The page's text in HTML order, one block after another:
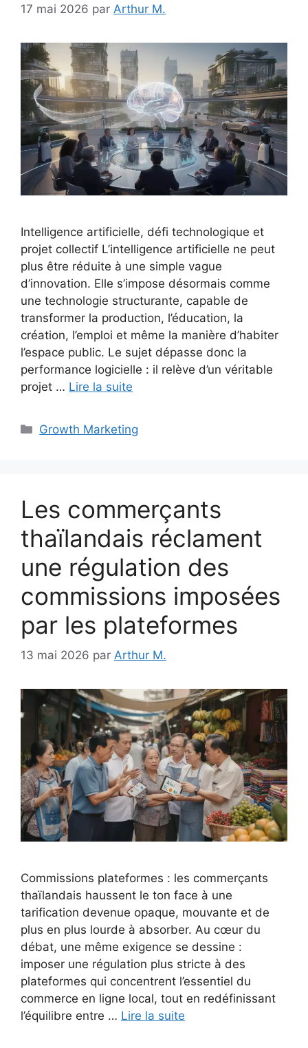
17 mai 2026 par Arthur M.
Intelligence artificielle, défi technologique et
projet collectif L’intelligence artificielle ne peut
plus être réduite à une simple vague
d’innovation. Elle s’impose désormais comme
une technologie structurante, capable de
transformer la production, l’éducation, la
création, l’emploi et même la manière d’habiter
l’espace public. Le sujet dépasse donc la
performance logicielle : il relève d’un véritable
projet … Lire la suite
Catégories
Growth Marketing
Les commerçants
thaïlandais réclament
une régulation des
commissions imposées
par les plateformes
13 mai 2026 par Arthur M.
Commissions plateformes : les commerçants
thaïlandais haussent le ton face à une
tarification devenue opaque, mouvante et de
plus en plus lourde à absorber. Au cœur du
débat, une même exigence se dessine :
imposer une régulation plus stricte à des
plateformes qui concentrent l’essentiel du
commerce en ligne local, tout en redéfinissant
l’équilibre entre … Lire la suite